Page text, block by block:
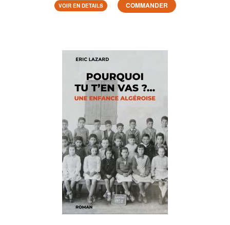
VOIR EN DETAILS COMMANDER